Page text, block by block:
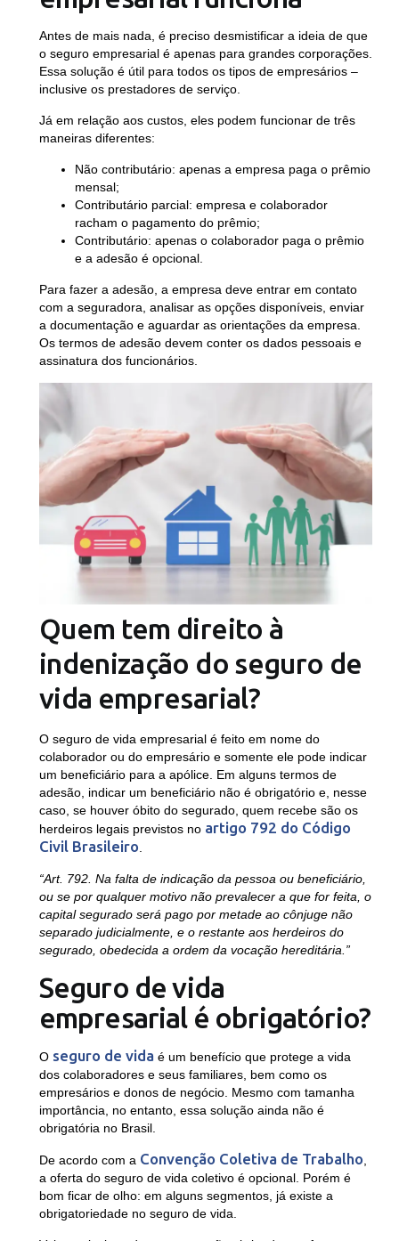
Antes de mais nada, é preciso desmistificar a ideia de que
o seguro empresarial é apenas para grandes corporações.
Essa solução é útil para todos os tipos de empresários –
inclusive os prestadores de serviço.
Já em relação aos custos, eles podem funcionar de três
maneiras diferentes:
Não contributário: apenas a empresa paga o prêmio
mensal;
Contributário parcial: empresa e colaborador
racham o pagamento do prêmio;
Contributário: apenas o colaborador paga o prêmio
e a adesão é opcional.
Para fazer a adesão, a empresa deve entrar em contato
com a seguradora, analisar as opções disponíveis, enviar
a documentação e aguardar as orientações da empresa.
Os termos de adesão devem conter os dados pessoais e
assinatura dos funcionários.
Quem tem direito à
indenização do seguro de
vida empresarial?
O seguro de vida empresarial é feito em nome do
colaborador ou do empresário e somente ele pode indicar
um beneficiário para a apólice. Em alguns termos de
adesão, indicar um beneficiário não é obrigatório e, nesse
caso, se houver óbito do segurado, quem recebe são os
herdeiros legais previstos no artigo 792 do Código
Civil Brasileiro
“Art. 792. Na falta de indicação da pessoa ou beneficiário,
ou se por qualquer motivo não prevalecer a que for feita, o
capital segurado será pago por metade ao cônjuge não
separado judicialmente, e o restante aos herdeiros do
segurado, obedecida a ordem da vocação hereditária.”
Seguro de vida
empresarial é obrigatório?
O seguro de vida é um benefício que protege a vida
dos colaboradores e seus familiares, bem como os
empresários e donos de negócio. Mesmo com tamanha
importância, no entanto, essa solução ainda não é
obrigatória no Brasil.
De acordo com a Convenção Coletiva de Trabalho
a oferta do seguro de vida coletivo é opcional. Porém é
bom ficar de olho: em alguns segmentos, já existe a
obrigatoriedade no seguro de vida.